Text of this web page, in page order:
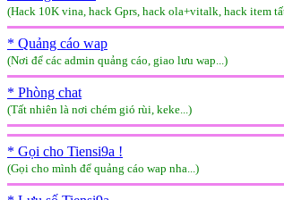
(Hack 10K vina, hack Gprs, hack ola+vitalk, hack item
* Quảng cáo wap
(Nơi để các admin quảng cáo, giao lưu wap...)
* Phòng chat
(Tất nhiên là nơi chém gió rùi, keke...)
* Gọi cho Tiensi9a !
(Gọi cho mình để quảng cáo wap nha...)